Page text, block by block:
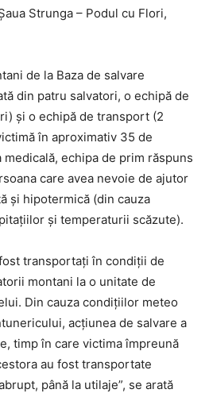
Strunga – Podul cu Flori,
de la Baza de salvare
din patru salvatori, o echipă de
și o echipă de transport (2
în aproximativ 35 de
medicală, echipa de prim răspuns
care avea nevoie de ajutor
și hipotermică (din cauza
și temperaturii scăzute).
transportați în condiții de
montani la o unitate de
Din cauza condițiilor meteo
acțiunea de salvare a
timp în care victima împreună
au fost transportate
până la utilaje”, se arată